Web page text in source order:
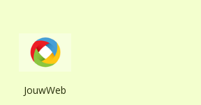
JouwWeb